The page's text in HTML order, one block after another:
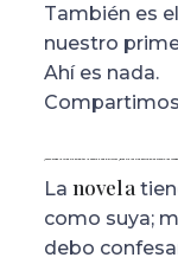
También es
nuestro
Ahí es nada.
¿Cómo surge la idea de adaptar la novela a una película? ¿Eres de los que escriben ya viendo las
La novela
como suya;
debo